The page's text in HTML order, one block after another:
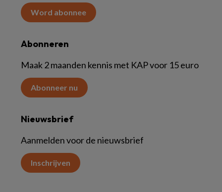
Word abonnee
Abonneren
Maak 2 maanden kennis met KAP voor 15 euro
Abonneer nu
Nieuwsbrief
Aanmelden voor de nieuwsbrief
Inschrijven